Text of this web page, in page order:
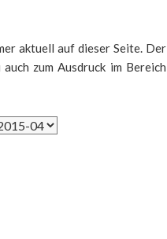
aktuell auf dieser Seite. Der
zum Ausdruck im Bereich